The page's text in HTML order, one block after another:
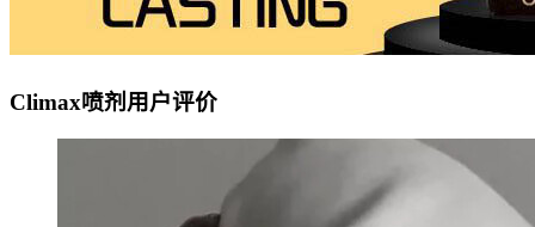
Climax喷剂用户评价